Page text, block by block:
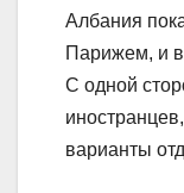
Албания
Парижем, и в
С одной
варианты